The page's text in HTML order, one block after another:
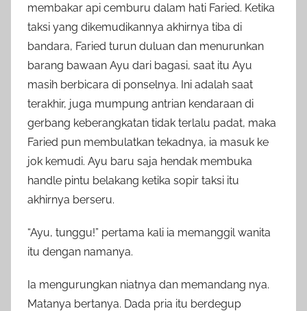
membakar api cemburu dalam hati Faried. Ketika
taksi yang dikemudikannya akhirnya tiba di
bandara, Faried turun duluan dan menurunkan
barang bawaan Ayu dari bagasi, saat itu Ayu
masih berbicara di ponselnya. Ini adalah saat
terakhir, juga mumpung antrian kendaraan di
gerbang keberangkatan tidak terlalu padat, maka
Faried pun membulatkan tekadnya, ia masuk ke
jok kemudi. Ayu baru saja hendak membuka
handle pintu belakang ketika sopir taksi itu
akhirnya berseru.
“Ayu, tunggu!” pertama kali ia memanggil wanita
itu dengan namanya.
Ia mengurungkan niatnya dan memandang nya.
Matanya bertanya. Dada pria itu berdegup